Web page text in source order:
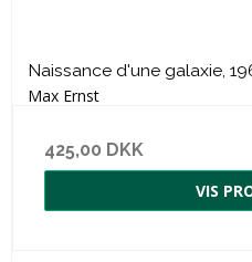
Naissance d'une galaxie,
Max Ernst
425,00 DKK
VIS